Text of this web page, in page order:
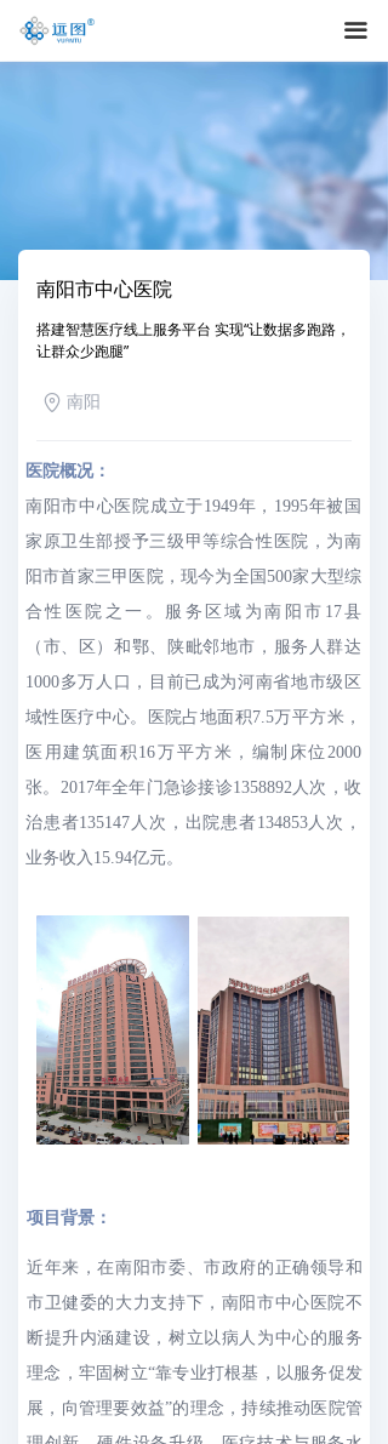
끀
南阳市中心医院
搭建智慧医疗线上服务平台 实现“让数据多跑路，
让群众少跑腿”
南阳
医院概况：
南阳市中心医院成立于1949年，1995年被国
家原卫生部授予三级甲等综合性医院，为南
阳市首家三甲医院，现今为全国500家大型综
合性医院之一。服务区域为南阳市17县
（市、区）和鄂、陕毗邻地市，服务人群达
1000多万人口，目前已成为河南省地市级区
域性医疗中心。医院占地面积7.5万平方米，
医用建筑面积16万平方米，编制床位2000
张。2017年全年门急诊接诊1358892人次，收
治患者135147人次，出院患者134853人次，
业务收入15.94亿元。
项目背景：
近年来，在南阳市委、市政府的正确领导和
市卫健委的大力支持下，南阳市中心医院不
断提升内涵建设，树立以病人为中心的服务
理念，牢固树立“靠专业打根基，以服务促发
展，向管理要效益”的理念，持续推动医院管